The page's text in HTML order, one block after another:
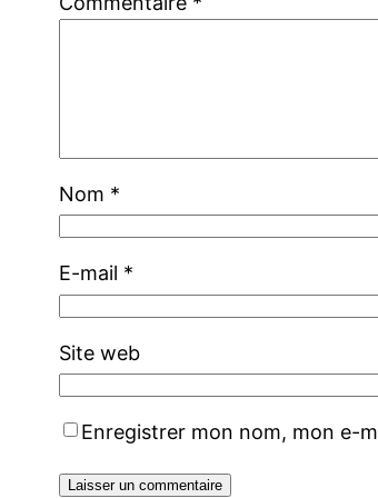
Nom *
E-mail *
Site web
Enregistrer mon nom, mon e-